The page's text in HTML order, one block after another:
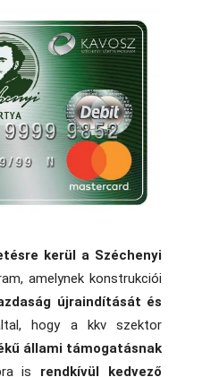
kerül a Széchenyi
amelynek konstrukciói
újraindítását és
hogy a kkv szektor
állami támogatásnak
is rendkívül kedvező